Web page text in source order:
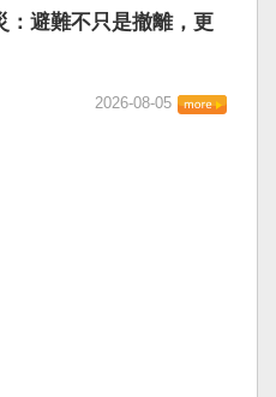
：避難不只是撤離，更
2026-08-05